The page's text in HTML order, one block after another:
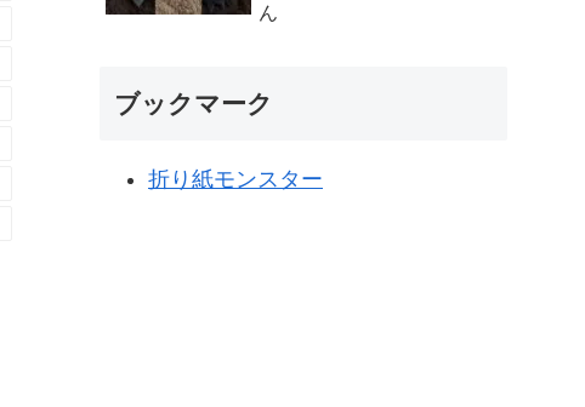
ん
ブックマーク
折り紙モンスター